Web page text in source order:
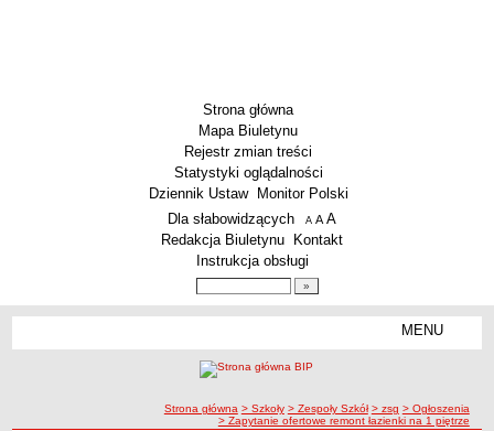
Strona główna
Mapa Biuletynu
Rejestr zmian treści
Statystyki oglądalności
Dziennik Ustaw
Monitor Polski
Menu dodatkowe
Dla słabowidzących A pomniejsz czcionkę
A standardowy rozmiar czcionki
A
Redakcja Biuletynu
Kontakt
Instrukcja obsługi
MENU
ścieżka nawigacji
Strona główna > Szkoły > Zespoły Szkół > zsg > Ogłoszenia
> Zapytanie ofertowe remont łazienki na 1 piętrze